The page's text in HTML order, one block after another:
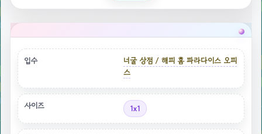
입수
너굴 상점 / 해피 홈 파라다이스 오피
스
사이즈 1x1